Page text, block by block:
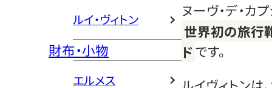
ルイ・ヴィトン
財布・小物
エルメス
ヌーヴ・デ・カ
世界初の旅行
ドです。